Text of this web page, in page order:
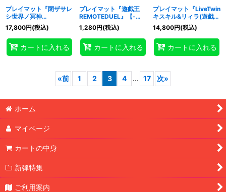
プレイマット『閉ザサレ
シ世界ノ冥神
(RANKINGDUEL2020-
3rd-)』【-】{-}《プレ
イマット》
17,800円(税込)
カートに入れる
プレイマット『遊戯王
REMOTEDUEL』【-】
{-}《プレイマット》
1,280円(税込)
カートに入れる
プレイマット『LiveTwin
キスキル&リィラ(遊戯王
の日)』【-】{-}《プレ
イマット》
14,800円(税込)
カートに入れる
«前 1 2 3 4 ... 17 次»
ホーム
マイページ
カートの中身
新弾特集
ご利用案内